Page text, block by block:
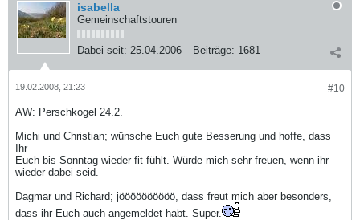
isabella
Gemeinschaftstouren
Dabei seit: 25.04.2006 Beiträge: 1681
#10
19.02.2008, 21:23
AW: Perschkogel 24.2.
Michi und Christian; wünsche Euch gute Besserung und hoffe, dass
Ihr
Euch bis Sonntag wieder fit fühlt. Würde mich sehr freuen, wenn ihr
wieder dabei seid.
Dagmar und Richard; jöööööööööö, dass freut mich aber besonders,
dass ihr Euch auch angemeldet habt. Super.